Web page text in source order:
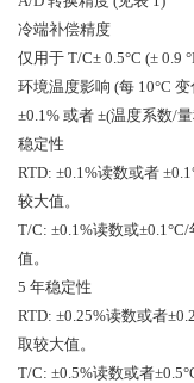
冷端补偿精度
仅用于 T/C± 0.5°C (± 0.9
环境温度影响 (每 10°C 变
±0.1% 或者 ±(温度系数/
稳定性
RTD: ±0.1%读数或者
较大值。
T/C: ±0.1%读数或
值。
5 年稳定性
RTD: ±0.25%读数或者
取较大值。
T/C: ±0.5%读数或者